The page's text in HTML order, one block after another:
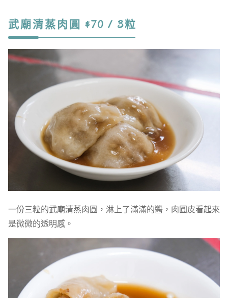
武廟清蒸肉圓 $70 / 3粒
一份三粒的武廟清蒸肉圓，淋上了滿滿的醬，肉圓皮看起來
是微微的透明感。